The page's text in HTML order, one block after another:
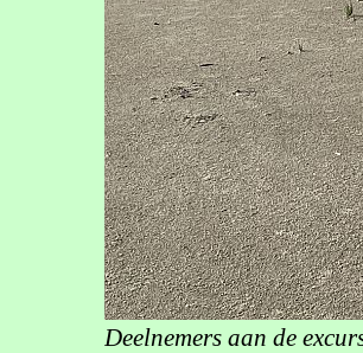
Deelnemers aan de